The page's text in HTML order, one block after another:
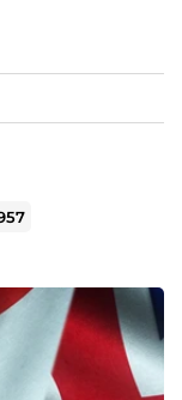
un message